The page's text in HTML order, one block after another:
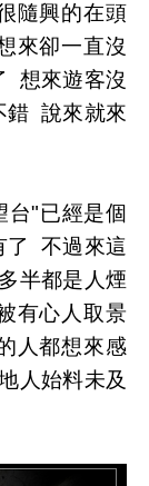
隨興的在頭
來卻一直沒
想來遊客沒
錯 說來就來
台"已經是個
了 不過來這
半都是人煙
有心人取景
人都想來感
人始料未及